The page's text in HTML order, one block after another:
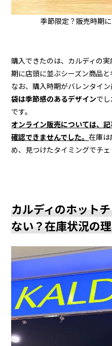
季節限定？販売時期
購入できたのは、カルディの
期に店頭に並ぶシーズン商品と
なお、購入時期がバレンタイン
袋は季節感のあるデザインで
です。
オンライン販売については、
確認できませんでした。在庫
め、見つけたタイミングでチェ
カルディのホット
ない？在庫状況の